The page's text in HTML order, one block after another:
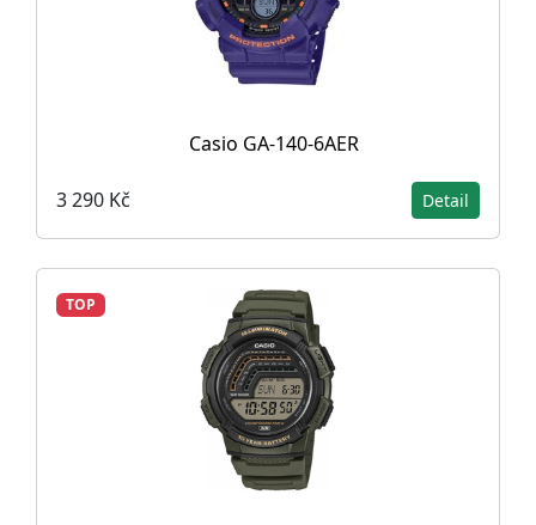
Casio GA-140-6AER
3 290 Kč Detail
TOP